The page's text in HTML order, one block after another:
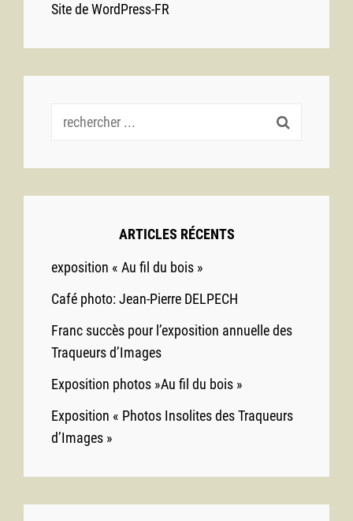
Site de WordPress-FR
Recherche
ARTICLES RÉCENTS
exposition « Au fil du bois »
Café photo: Jean-Pierre DELPECH
Franc succès pour l’exposition annuelle des
Traqueurs d’Images
Exposition photos »Au fil du bois »
Exposition « Photos Insolites des Traqueurs
d’Images »